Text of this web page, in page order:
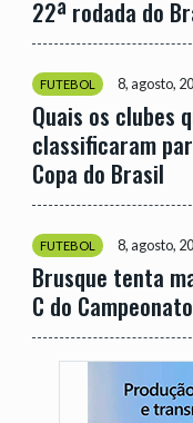
22ª rodada do
FUTEBOL 8, agosto,
Quais os clubes
classificaram
Copa do Brasil
FUTEBOL 8, agosto,
Brusque tenta
C do